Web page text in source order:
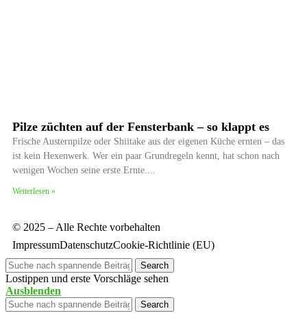
Pilze züchten auf der Fensterbank – so klappt es
Frische Austernpilze oder Shiitake aus der eigenen Küche ernten – das
ist kein Hexenwerk. Wer ein paar Grundregeln kennt, hat schon nach
wenigen Wochen seine erste Ernte.
Weiterlesen »
© 2025 – Alle Rechte vorbehalten
ImpressumDatenschutzCookie-Richtlinie (EU)
Search
Lostippen und erste Vorschläge sehen
Ausblenden
Search